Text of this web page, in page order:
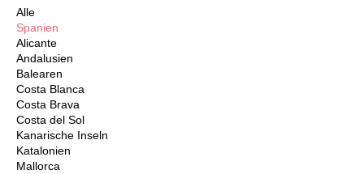
Alle
Spanien
Alicante
Andalusien
Balearen
Costa Blanca
Costa Brava
Costa del Sol
Kanarische Inseln
Katalonien
Mallorca